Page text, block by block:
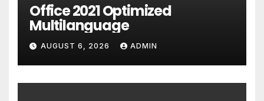
Office 2021 Optimized
Multilanguage
AUGUST 6, 2026 ADMIN